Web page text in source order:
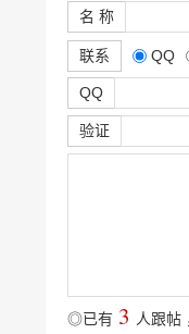
名 称
联系 QQ
QQ
验证
◎已有 3 人跟帖